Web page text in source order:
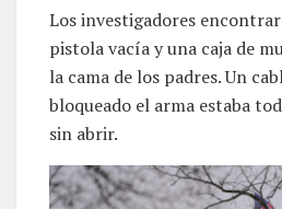
Los investigadores
pistola vacía y una caja de
la cama de los padres. Un
bloqueado el arma estaba
sin abrir.